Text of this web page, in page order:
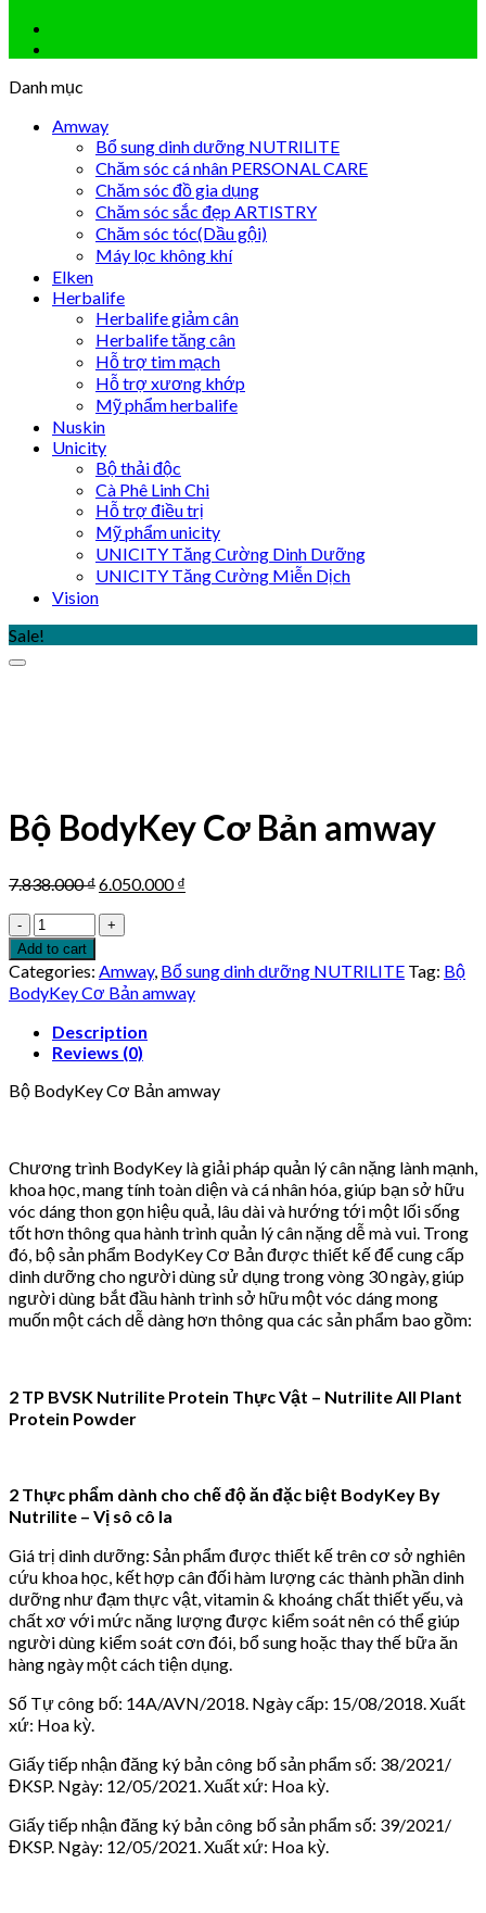
Danh mục
Amway
Bổ sung dinh dưỡng NUTRILITE
Chăm sóc cá nhân PERSONAL CARE
Chăm sóc đồ gia dụng
Chăm sóc sắc đẹp ARTISTRY
Chăm sóc tóc(Dầu gội)
Máy lọc không khí
Elken
Herbalife
Herbalife giảm cân
Herbalife tăng cân
Hỗ trợ tim mạch
Hỗ trợ xương khớp
Mỹ phẩm herbalife
Nuskin
Unicity
Bộ thải độc
Cà Phê Linh Chi
Hỗ trợ điều trị
Mỹ phẩm unicity
UNICITY Tăng Cường Dinh Dưỡng
UNICITY Tăng Cường Miễn Dịch
Vision
Sale!
Bộ BodyKey Cơ Bản amway
7.838.000₫Original
was:
6.050.000₫
Bộ
BodyKey
Cơ
Bản
amway
quantity
Add to cart
Categories: Amway, Bổ sung dinh dưỡng NUTRILITE Tag: Bộ
BodyKey Cơ Bản amway
Description
Reviews (0)
Bộ BodyKey Cơ Bản amway
Chương trình BodyKey là giải pháp quản lý cân nặng lành mạnh,
khoa học, mang tính toàn diện và cá nhân hóa, giúp bạn sở hữu
vóc dáng thon gọn hiệu quả, lâu dài và hướng tới một lối sống
tốt hơn thông qua hành trình quản lý cân nặng dễ mà vui. Trong
đó, bộ sản phẩm BodyKey Cơ Bản được thiết kế để cung cấp
dinh dưỡng cho người dùng sử dụng trong vòng 30 ngày, giúp
người dùng bắt đầu hành trình sở hữu một vóc dáng mong
muốn một cách dễ dàng hơn thông qua các sản phẩm bao gồm:
2 TP BVSK Nutrilite Protein Thực Vật – Nutrilite All Plant
Protein Powder
2 Thực phẩm dành cho chế độ ăn đặc biệt BodyKey By
Nutrilite – Vị sô cô la
Giá trị dinh dưỡng: Sản phẩm được thiết kế trên cơ sở nghiên
cứu khoa học, kết hợp cân đối hàm lượng các thành phần dinh
dưỡng như đạm thực vật, vitamin & khoáng chất thiết yếu, và
chất xơ với mức năng lượng được kiểm soát nên có thể giúp
người dùng kiểm soát cơn đói, bổ sung hoặc thay thế bữa ăn
hàng ngày một cách tiện dụng.
Số Tự công bố: 14A/AVN/2018. Ngày cấp: 15/08/2018. Xuất
xứ: Hoa kỳ.
Giấy tiếp nhận đăng ký bản công bố sản phẩm số: 38/2021/
ĐKSP. Ngày: 12/05/2021. Xuất xứ: Hoa kỳ.
Giấy tiếp nhận đăng ký bản công bố sản phẩm số: 39/2021/
ĐKSP. Ngày: 12/05/2021. Xuất xứ: Hoa kỳ.